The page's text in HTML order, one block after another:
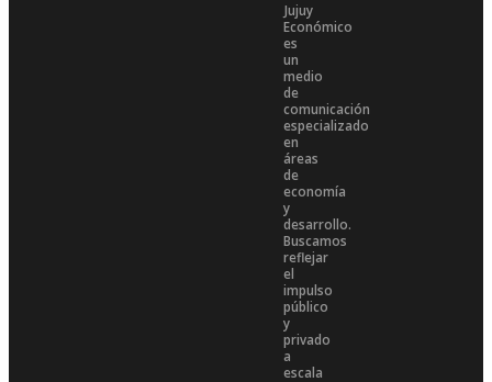
Jujuy
Económico
es
un
medio
de
comunicación
especializado
en
áreas
de
economía
y
desarrollo.
Buscamos
reflejar
el
impulso
público
y
privado
a
escala